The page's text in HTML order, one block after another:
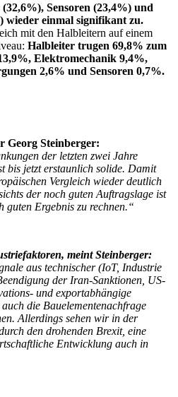
Sensoren (23,4%) und
wieder einmal signifikant zu.
mit den Halbleitern auf einem
Halbleiter trugen 69,8% zum
Elektromechanik 9,4%,
2,6% und Sensoren 0,7%.
Georg Steinberger:
der letzten zwei Jahre
bis jetzt erstaunlich solide. Damit
Vergleich wieder deutlich
der noch guten Auftragslage ist
Ergebnis zu rechnen.“
meint Steinberger:
aus technischer (IoT, Industrie
der Iran-Sanktionen, US-
und exportabhängige
die Bauelementenachfrage
Allerdings sehen wir in der
den drohenden Brexit, eine
Entwicklung auch in